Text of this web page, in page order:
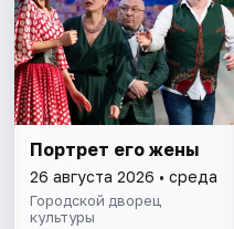
Портрет его жены
26 августа 2026 • среда
Городской дворец
культуры